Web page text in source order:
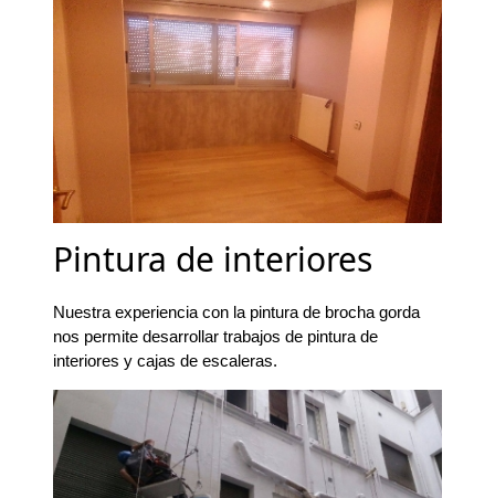
Pintura de interiores
Nuestra experiencia con la pintura de brocha gorda
nos permite desarrollar trabajos de pintura de
interiores y cajas de escaleras.